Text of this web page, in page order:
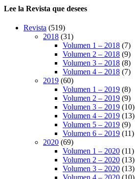
Lee la Revista que desees
Revista (519)
2018 (31)
Volumen 1 – 2018 (7)
Volumen 2 – 2018 (9)
Volumen 3 – 2018 (8)
Volumen 4 – 2018 (7)
2019 (60)
Volumen 1 – 2019 (8)
Volumen 2 – 2019 (9)
Volumen 3 – 2019 (10)
Volumen 4 – 2019 (13)
Volumen 5 – 2019 (9)
Volumen 6 – 2019 (11)
2020 (69)
Volumen 1 – 2020 (11)
Volumen 2 – 2020 (13)
Volumen 3 – 2020 (13)